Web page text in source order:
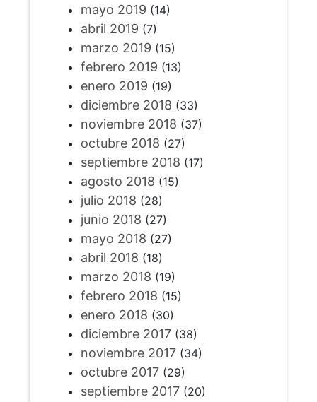
mayo 2019 (14)
abril 2019 (7)
marzo 2019 (15)
febrero 2019 (13)
enero 2019 (19)
diciembre 2018 (33)
noviembre 2018 (37)
octubre 2018 (27)
septiembre 2018 (17)
agosto 2018 (15)
julio 2018 (28)
junio 2018 (27)
mayo 2018 (27)
abril 2018 (18)
marzo 2018 (19)
febrero 2018 (15)
enero 2018 (30)
diciembre 2017(38)
noviembre 2017(34)
octubre 2017(29)
septiembre 2017(20)